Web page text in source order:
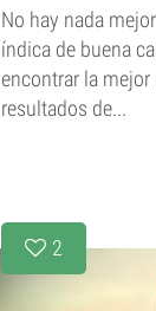
No hay nada
índica de buena
encontrar la
resultados de...
2